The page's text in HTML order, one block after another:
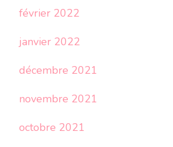
février 2022
janvier 2022
décembre 2021
novembre 2021
octobre 2021